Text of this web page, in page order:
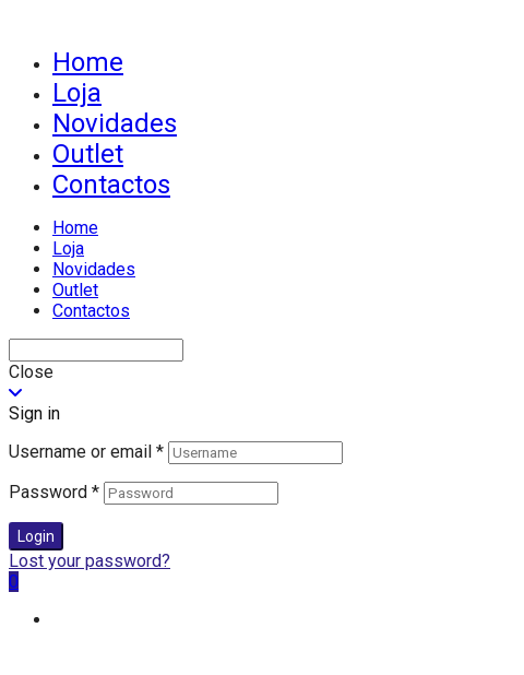
Home
Loja
Novidades
Outlet
Contactos
Home
Loja
Novidades
Outlet
Contactos
Close
Sign in
Username or email *
Password *
Login
Lost your password?
0